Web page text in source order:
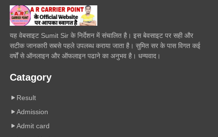
यह वेबसाइट Sumit Sir के निर्देशन में संचालित है। इस बेवसाइट पर सही और
सटीक जानकारी सबसे पहले उपलब्ध कराया जाता है। सुमित सर के पास विगत कई
वर्षों से ऑनलाइन और ऑफलाइन पढाने का अनुभव है। धन्यवाद।
Catagory
Result
Admission
Admit card